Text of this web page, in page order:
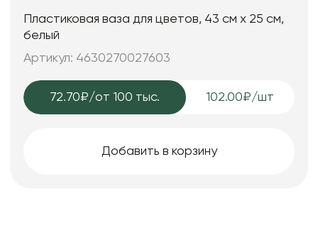
Пластиковая ваза для цветов, 43 см х 25 см,
белый
Артикул: 4630270027603
72.70₽/от 100 тыс. 102.00₽/шт
Добавить в корзину